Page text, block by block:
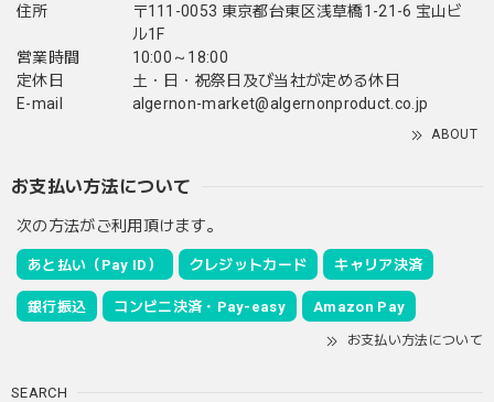
住所
〒111-0053 東京都台東区浅草橋1-21-6 宝山ビ
ル1F
営業時間
10:00～18:00
定休日
土・日・祝祭日及び当社が定める休日
E-mail
algernon-market@algernonproduct.co.jp
ABOUT
お支払い方法について
次の方法がご利用頂けます。
あと払い（Pay ID） クレジットカード キャリア決済
銀行振込 コンビニ決済・Pay-easy Amazon Pay
お支払い方法について
SEARCH